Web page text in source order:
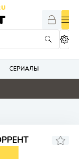
СЕРИАЛЫ
0